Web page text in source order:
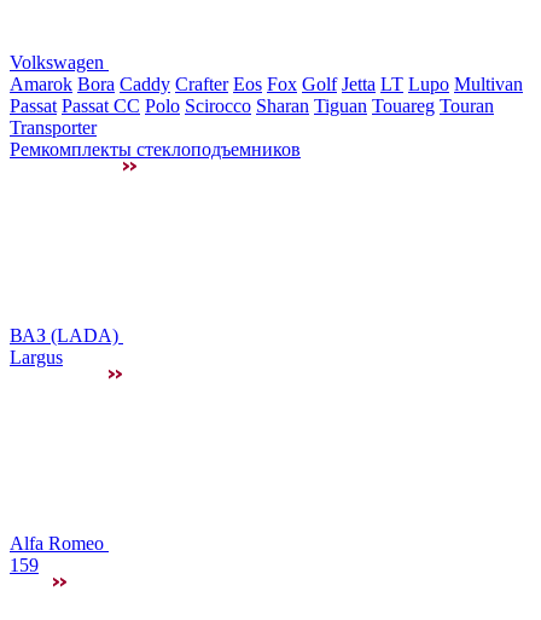
Volkswagen
Amarok Bora Caddy Crafter Eos Fox Golf Jetta LT Lupo Multivan
Passat Passat CC Polo Scirocco Sharan Tiguan Touareg Touran
Transporter
Ремкомплекты стеклоподъемников
ВАЗ (LADA)
Largus
Alfa Romeo
159